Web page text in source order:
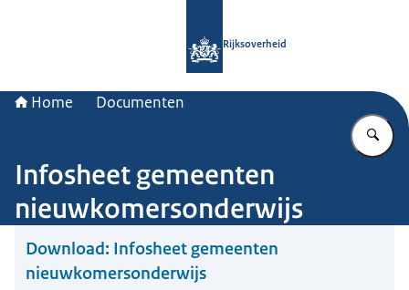
Rijksoverheid
Home Documenten
Infosheet gemeenten
nieuwkomersonderwijs
Download: Infosheet gemeenten
nieuwkomersonderwijs